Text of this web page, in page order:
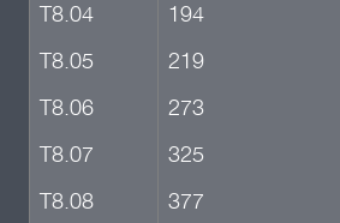
Т8.04
194
Т8.05
219
Т8.06
273
Т8.07
325
Т8.08
377